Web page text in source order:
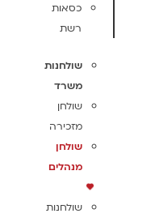
כסאות
רשת
שולחנות
משרד
שולחן
מזכירה
שולחן
מנהלים
שולחנות